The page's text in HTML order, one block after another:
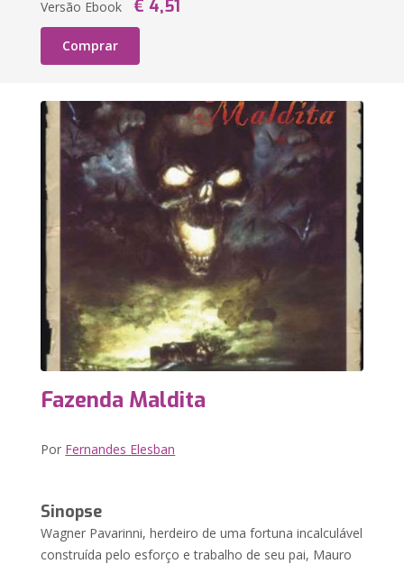
Versão Ebook € 4,51
Comprar
Fazenda Maldita
Por Fernandes Elesban
Sinopse
Wagner Pavarinni, herdeiro de uma fortuna incalculável
construída pelo esforço e trabalho de seu pai, Mauro